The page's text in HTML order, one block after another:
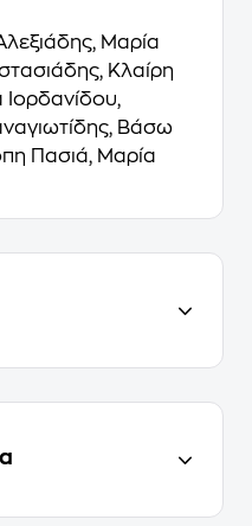
Μαρία
Κλαίρη
Βάσω
Πασιά, Μαρία